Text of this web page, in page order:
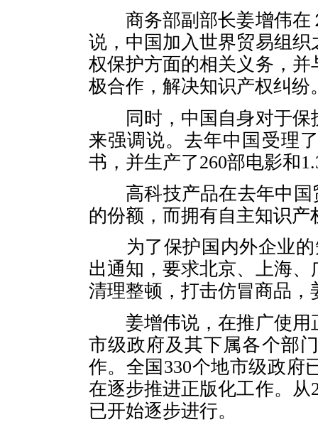
商务部副部长姜增伟在
说，中国加入世界贸易组
权保护方面的相关义务，
极合作，解决知识产权纠纷
同时，中国自身对于保
来强调说。去年中国受理
书，并生产了260部电影和
高科技产品在去年中国
的份额，而拥有自主知识产
为了保护国内外企业的
出通知，要求北京、上海
清理整顿，打击仿冒商品，
姜增伟说，在推广使用
市级政府及其下属各个部
作。全国330个地市级政府
在逐步推进正版化工作。
已开始逐步进行。